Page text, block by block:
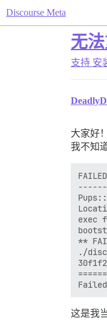
Discourse Meta
无
支持 安
大家好！
我不知
FAILED
exec
**
./
这是我